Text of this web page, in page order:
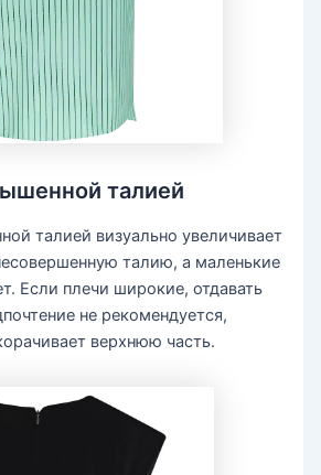
талией
талией визуально увеличивает
талию, а маленькие
Если плечи широкие, отдавать
не рекомендуется,
верхнюю часть.